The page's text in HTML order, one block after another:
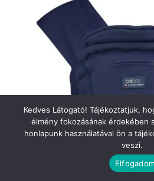
Kedves Látogató! Tájékoztatjuk,
élmény fokozásának érdekében
honlapunk használatával ön a
veszi.